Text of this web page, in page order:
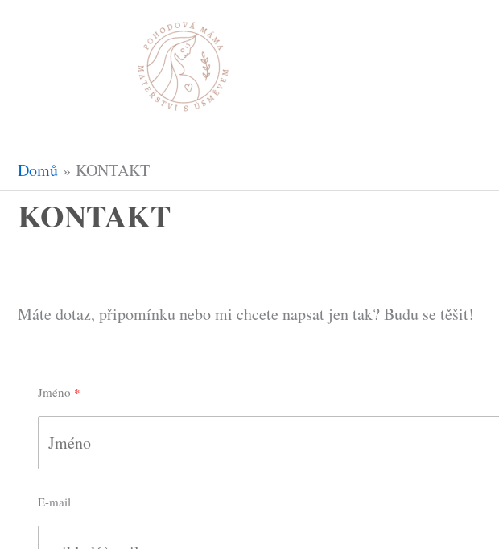
Domů KONTAKT
KONTAKT
Máte dotaz, připomínku nebo mi chcete napsat jen tak? Budu se těšit!
Jméno
E-mail